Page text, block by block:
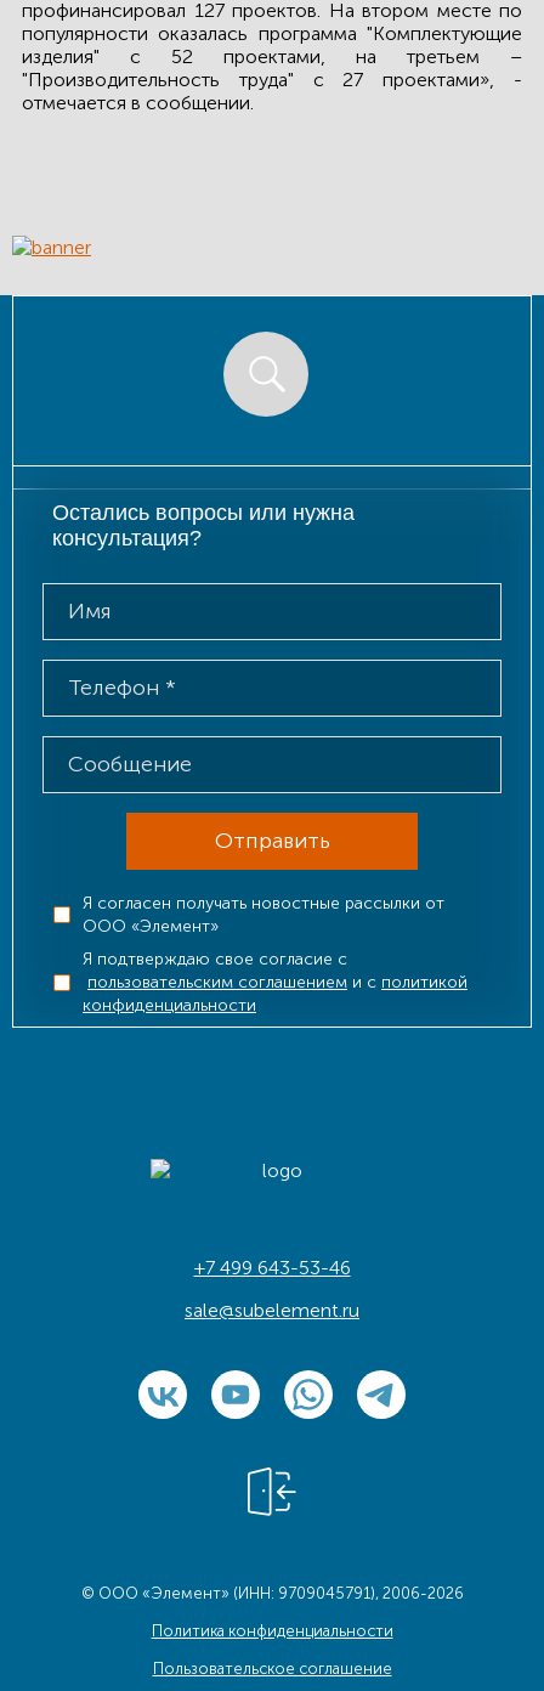
НОВОСТИ
КОНТАКТЫ
профинансировал 127 проектов. На втором месте по
популярности оказалась программа "Комплектующие
изделия" с 52 проектами, на третьем –
"Производительность труда" с 27 проектами», -
отмечается в сообщении.
Остались вопросы или нужна
консультация?
Отправить
Я согласен получать новостные рассылки от
ООО «Элемент»
Я подтверждаю свое согласие с
пользовательским соглашением и с политикой
конфиденциальности
+7 499 643-53-46
sale@subelement.ru
© ООО «Элемент» (ИНН: 9709045791), 2006-2026
Политика конфиденциальности
Пользовательское соглашение